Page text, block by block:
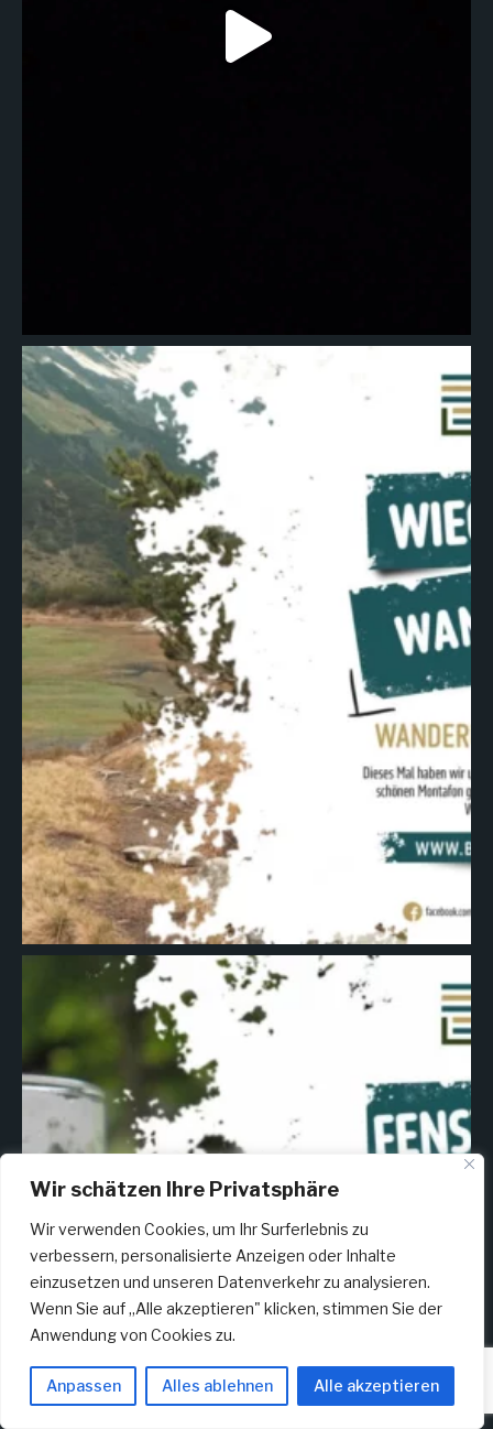
Wir schätzen Ihre Privatsphäre
Wir verwenden Cookies, um Ihr Surferlebnis zu
verbessern, personalisierte Anzeigen oder Inhalte
einzusetzen und unseren Datenverkehr zu analysieren.
Wenn Sie auf „Alle akzeptieren" klicken, stimmen Sie der
Anwendung von Cookies zu.
Anpassen Alles ablehnen Alle akzeptieren